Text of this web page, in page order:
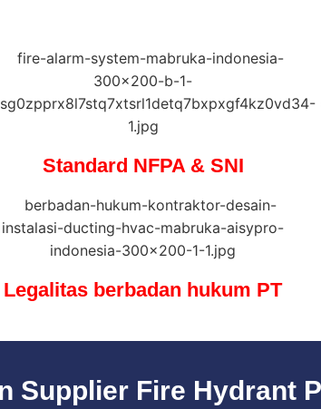
Standard NFPA & SNI
Legalitas berbadan hukum PT
Supplier Fire Hydrant